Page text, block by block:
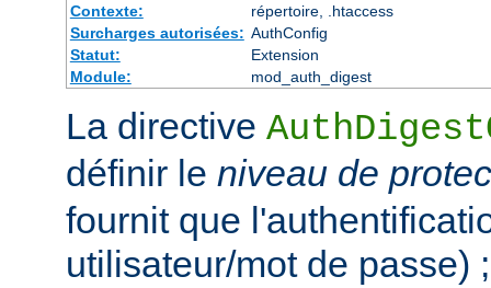
Contexte:
répertoire, .htaccess
Surcharges autorisées: AuthConfig
Statut:
Extension
Module:
mod_auth_digest
La directive
définir le niveau de
fournit que
utilisateur/mot de passe)